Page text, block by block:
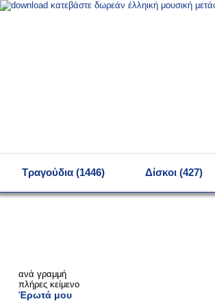
Τραγούδια (1446) Δίσκοι (427)
ανά γραμμή
πλήρες κείμενο
Έρωτά μου